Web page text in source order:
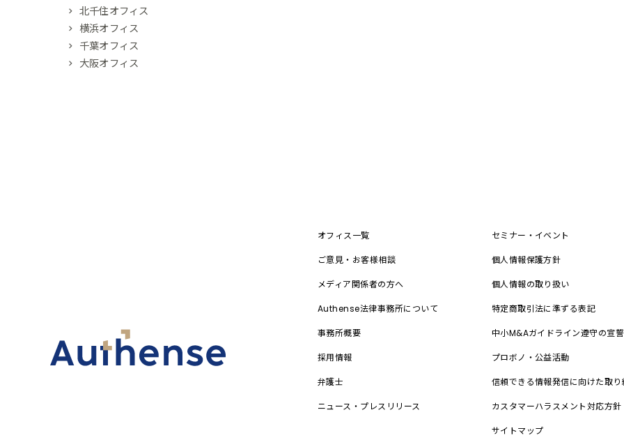
北千住オフィス
横浜オフィス
千葉オフィス
大阪オフィス
オフィス一覧
ご意見・お客様相談
メディア関係者の方へ
Authense法律事務所について
事務所概要
採用情報
弁護士
ニュース・プレスリリース
セミナー・イベント
個人情報保護方針
個人情報の取り扱い
特定商取引法に準ずる表記
中小M&Aガイドライン遵守の宣誓
プロボノ・公益活動
信頼できる情報発信に向けた取り
カスタマーハラスメント対応方針
サイトマップ